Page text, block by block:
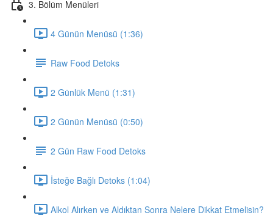
3. Bölüm Menüleri
4 Günün Menüsü (1:36)
Raw Food Detoks
2 Günlük Menü (1:31)
2 Günün Menüsü (0:50)
2 Gün Raw Food Detoks
İsteğe Bağlı Detoks (1:04)
Alkol Alırken ve Aldıktan Sonra Nelere Dikkat Etmelisin?